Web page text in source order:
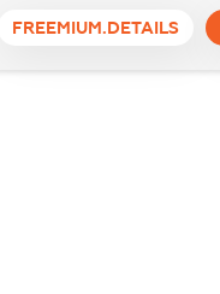
FREEMIUM.DETAILS